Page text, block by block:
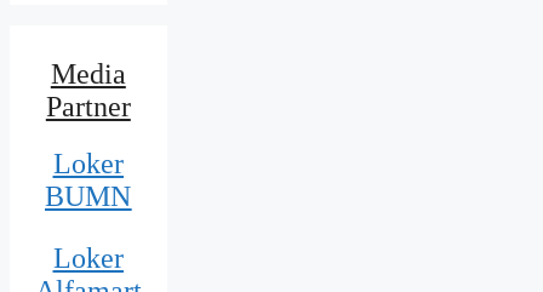
Media
Partner
Loker
BUMN
Loker